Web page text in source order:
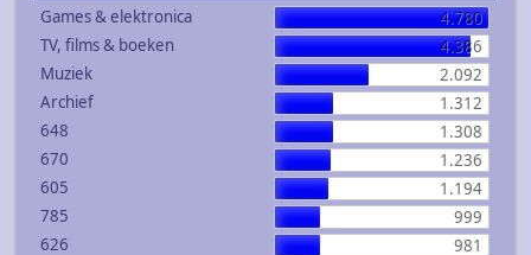
Games & elektronica
4.780
TV, films & boeken
4.386
Muziek
2.092
Archief
1.312
648
1.308
670
1.236
605
1.194
785
999
626
981